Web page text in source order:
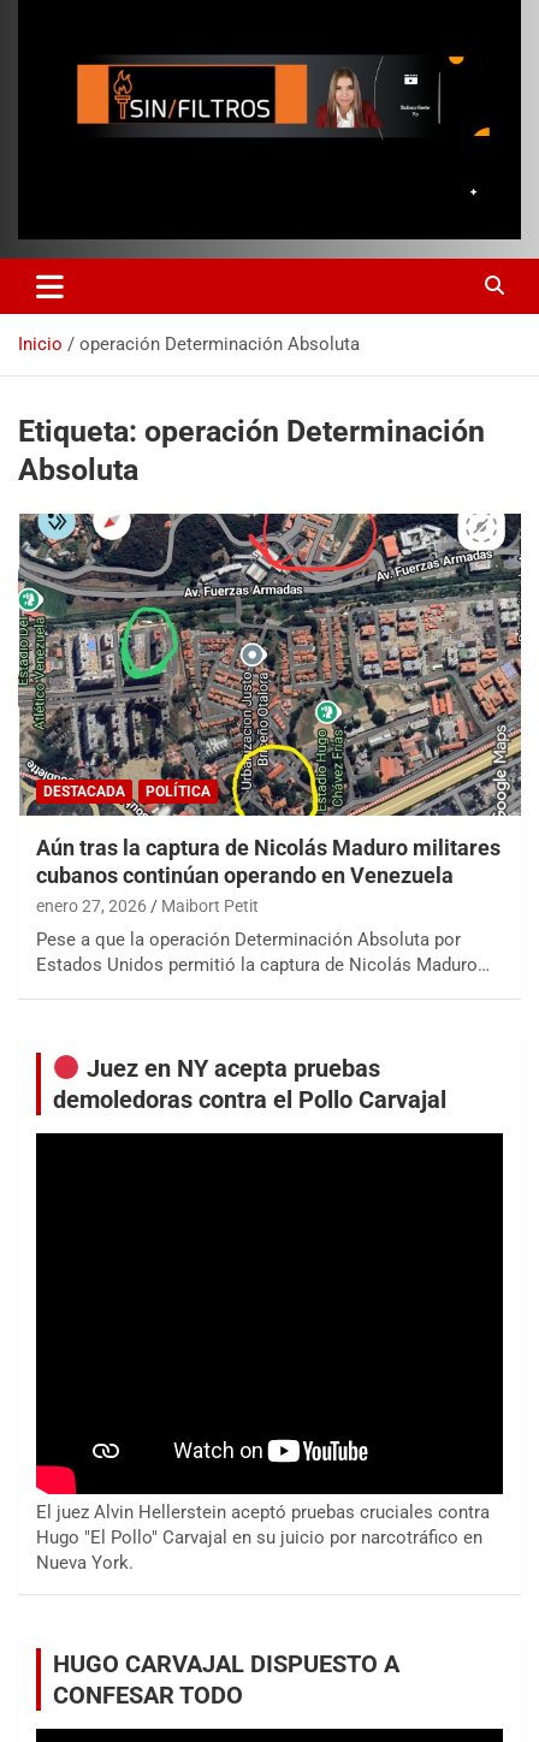
Inicio operación Determinación Absoluta
Etiqueta: operación Determinación
Absoluta
DESTACADA POLÍTICA
Aún tras la captura de Nicolás Maduro militares
cubanos continúan operando en Venezuela
enero 27, 2026 Maibort Petit
Pese a que la operación Determinación Absoluta por
Estados Unidos permitió la captura de Nicolás Maduro…
Juez en NY acepta pruebas
demoledoras contra el Pollo Carvajal
El juez Alvin Hellerstein aceptó pruebas cruciales contra
Hugo "El Pollo" Carvajal en su juicio por narcotráfico en
Nueva York.
HUGO CARVAJAL DISPUESTO A
CONFESAR TODO